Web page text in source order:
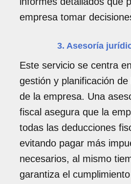
empresa tomar
3. Asesoría
Este servicio se centra
gestión y planificación de
de la empresa. Una
fiscal asegura que la
todas las deducciones
evitando pagar más
necesarios, al mismo
garantiza el